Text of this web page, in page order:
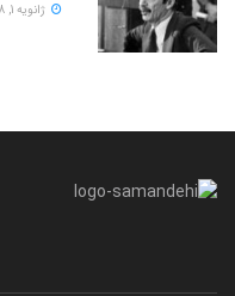
ژانویه 1, 2018